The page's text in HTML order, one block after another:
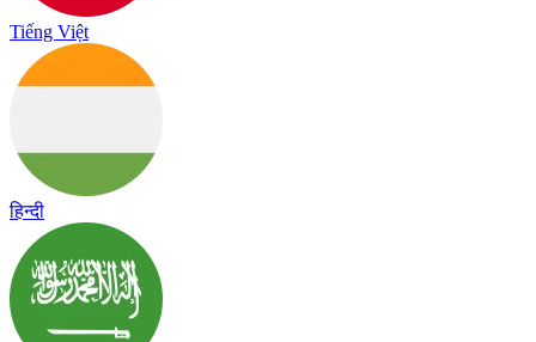
Tiếng Việt
हिन्दी